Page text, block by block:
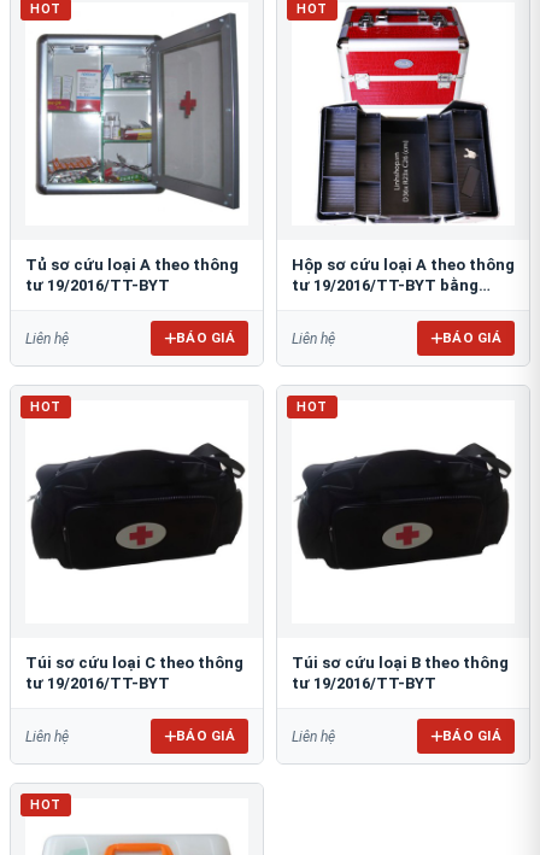
HOT
Tủ sơ cứu loại A theo thông
tư 19/2016/TT-BYT
Liên hệ BÁO GIÁ
HOT
Hộp sơ cứu loại A theo thông
tư 19/2016/TT-BYT bằng
Liên hệ BÁO GIÁ
HOT
Túi sơ cứu loại C theo thông
tư 19/2016/TT-BYT
Liên hệ BÁO GIÁ
HOT
Túi sơ cứu loại B theo thông
tư 19/2016/TT-BYT
Liên hệ BÁO GIÁ
HOT